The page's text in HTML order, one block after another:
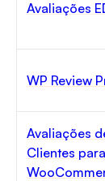
Avaliações
WP Review
Avaliações
Clientes para